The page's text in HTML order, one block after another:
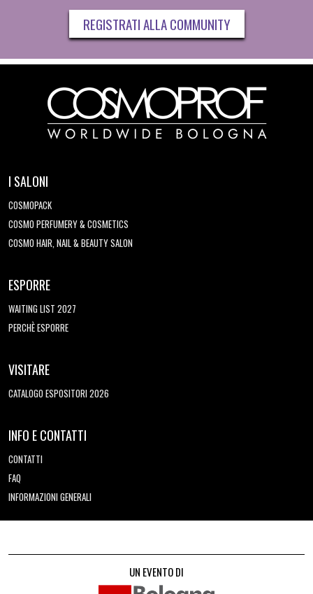
REGISTRATI ALLA COMMUNITY
I SALONI
COSMOPACK
COSMO PERFUMERY & COSMETICS
COSMO HAIR, NAIL & BEAUTY SALON
ESPORRE
WAITING LIST 2027
PERCHÈ ESPORRE
VISITARE
CATALOGO ESPOSITORI 2026
INFO E CONTATTI
CONTATTI
FAQ
INFORMAZIONI GENERALI
UN EVENTO DI